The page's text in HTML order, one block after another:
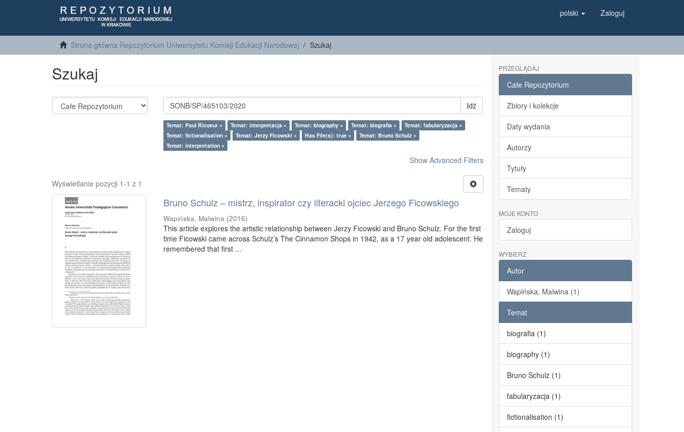
polski Zaloguj
Strona główna Repozytorium Uniwersytetu Komisji Edukacji Narodowej Szukaj
Szukaj
Idź
Temat: Paul Ricoeur × Temat: interpretacja × Temat: biography × Temat: biografia ×
Temat: fabularyzacja ×
Temat: fictionalisation ×
Temat: Jerzy Ficowski × Has File(s): true ×
Temat: Bruno Schulz ×
Temat: interpretation ×
Show Advanced Filters
Wyświetlanie pozycji 1-1 z 1
Bruno Schulz – mistrz, inspirator czy literacki ojciec Jerzego Ficowskiego
Wapińska, Malwina (2016)
This article explores the artistic relationship between Jerzy Ficowski and Bruno Schulz. For the first
time Ficowski came across Schulz’s The Cinnamon Shops in 1942, as a 17 year old adolescent. He
remembered that first ...
PRZEGLĄDAJ
Całe Repozytorium
Zbiory i kolekcje
Daty wydania
Autorzy
Tytuły
Tematy
MOJE KONTO
Zaloguj
WYBIERZ
Autor
Wapińska, Malwina (1)
Temat
biografia (1)
biography (1)
Bruno Schulz (1)
fabularyzacja (1)
fictionalisation (1)